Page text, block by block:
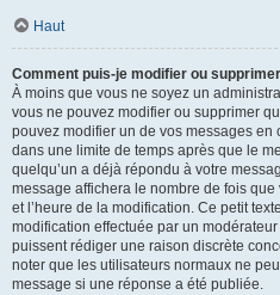
Haut
Comment puis-je modifier ou
À moins que vous ne soyez un
vous ne pouvez modifier ou supprimer
pouvez modifier un de vos messages
dans une limite de temps après que le
quelqu’un a déjà répondu à votre
message affichera le nombre de fois
et l’heure de la modification. Ce petit
modification effectuée par un
puissent rédiger une raison discrète
noter que les utilisateurs normaux ne
message si une réponse a été publiée.